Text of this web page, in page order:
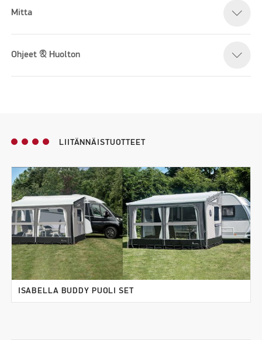
Mitta
Ohjeet & Huolton
LIITÄNNÄISTUOTTEET
ISABELLA BUDDY PUOLI SET